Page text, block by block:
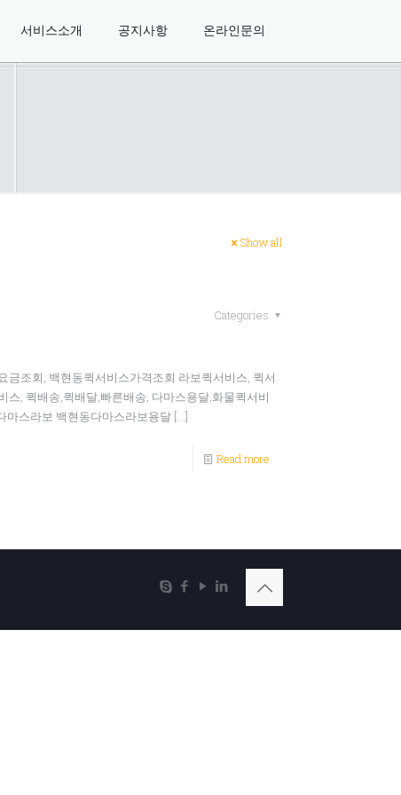
서비스소개 공지사항 온라인문의
Show all
Categories
조회, 백현동퀵서비스가격조회 라보퀵서비스, 퀵서
, 퀵배송,퀵배달,빠른배송, 다마스용달,화물퀵서비
마스라보 백현동다마스라보용달 […]
Read more